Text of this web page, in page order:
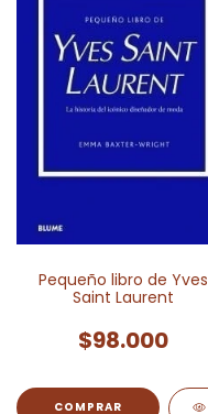
Pequeño libro de Yves
Saint Laurent
$98.000